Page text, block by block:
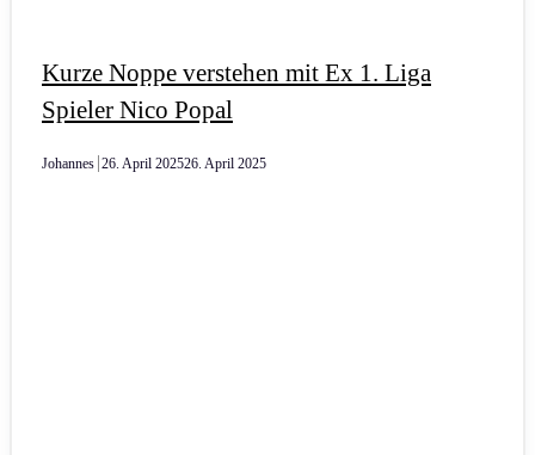
Kurze Noppe verstehen mit Ex 1. Liga
Spieler Nico Popal
Johannes 26. April 202526. April 2025